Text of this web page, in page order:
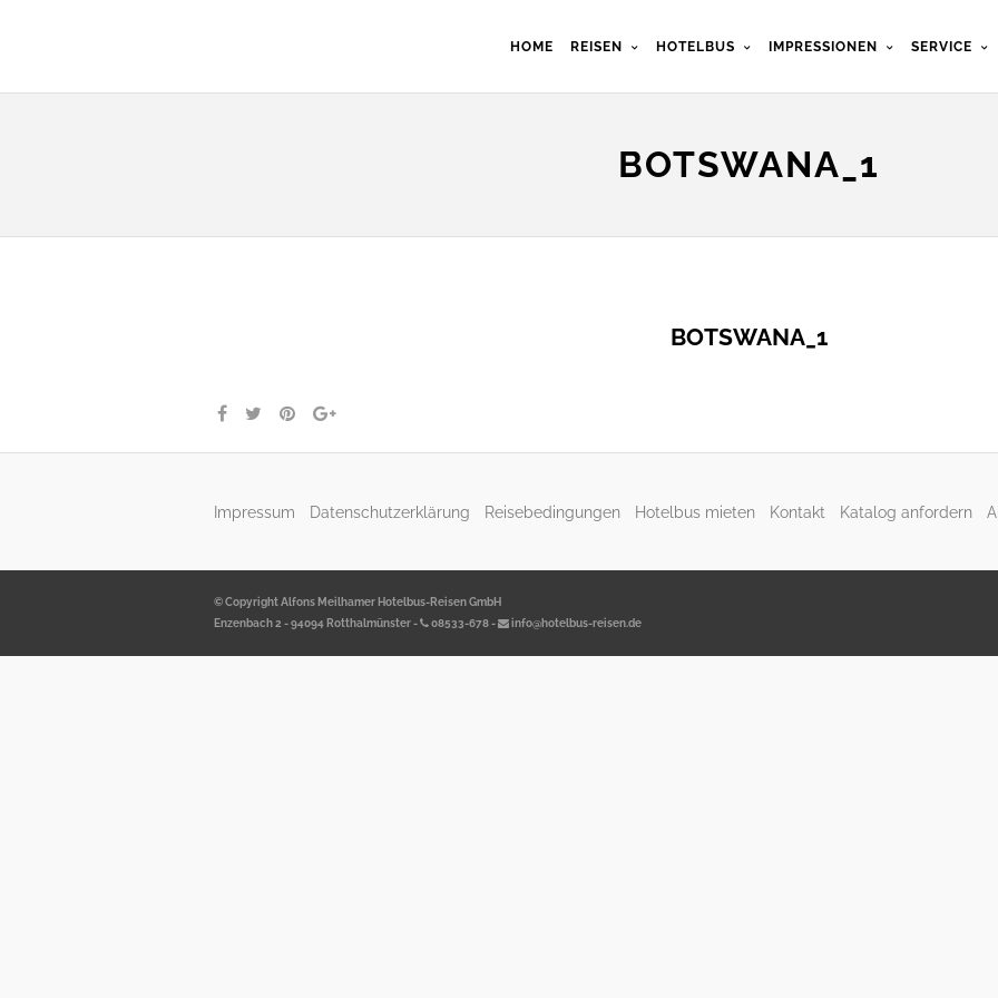
HOME REISEN HOTELBUS IMPRESSIONEN SERVICE
BOTSWANA_1
BOTSWANA_1
Impressum Datenschutzerklärung Reisebedingungen Hotelbus mieten Kontakt Katalog anfordern
© Copyright Alfons Meilhamer Hotelbus-Reisen GmbH
Enzenbach 2 - 94094 Rotthalmünster -
08533-678- info@hotelbus-reisen.de